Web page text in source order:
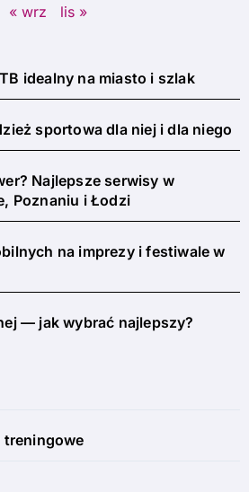
« wrz lis »
idealny na miasto i szlak
sportowa dla niej i dla niego
Najlepsze serwisy w
Poznaniu i Łodzi
na imprezy i festiwale w
— jak wybrać najlepszy?
treningowe